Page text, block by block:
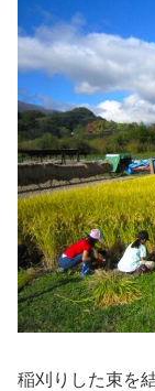
稲刈りした束を